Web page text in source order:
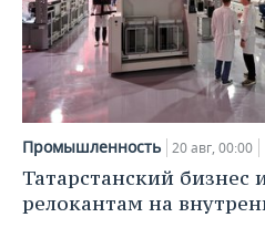
Промышленность 20 авг, 00:00
Татарстанский бизнес
релокантам на